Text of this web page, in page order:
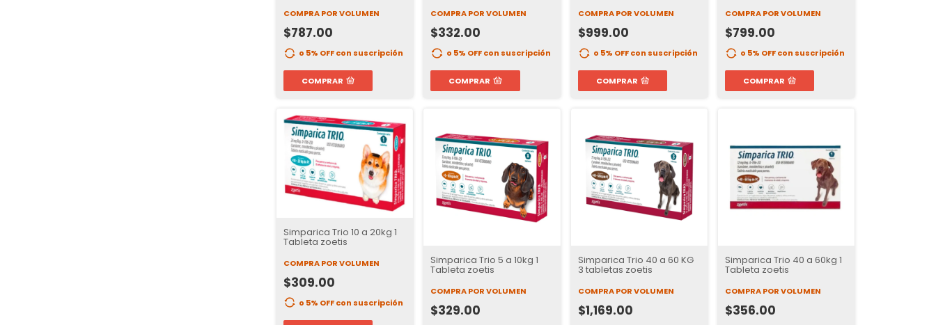
COMPRA POR VOLUMEN
$787.00
o 5% OFFcon suscripción
COMPRAR
COMPRA POR VOLUMEN
$332.00
o 5% OFFcon suscripción
COMPRAR
COMPRA POR VOLUMEN
$999.00
o 5% OFFcon suscripción
COMPRAR
COMPRA POR VOLUMEN
$799.00
o 5% OFFcon suscripción
COMPRAR
Simparica Trio 10 a 20kg 1
Tableta zoetis
COMPRA POR VOLUMEN
$309.00
o 5% OFFcon suscripción
Simparica Trio 5 a 10kg 1
Tableta zoetis
COMPRA POR VOLUMEN
$329.00
Simparica Trio 40 a 60 KG
3 tabletas zoetis
COMPRA POR VOLUMEN
$1,169.00
Simparica Trio 40 a 60kg 1
Tableta zoetis
COMPRA POR VOLUMEN
$356.00